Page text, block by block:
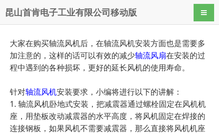
昆山首肯电子工业有限公司移动版 导航
大家在购买轴流风机后，在轴流风机安装方面也是需要多
加注意的，这样的话可以有效的减少轴流风扇在安装的过
程中遇到的各种损坏，更好的延长风机的使用寿命。
针对轴流风机安装要求，小编将进行以下的讲解：
1. 轴流风机卧地式安装，把减震器通过螺栓固定在风机机
座，用垫板改动减震器的水平高度，将风机固定在焊接的
连接钢板，如果风机不需要减震器，那么直接将风机机座